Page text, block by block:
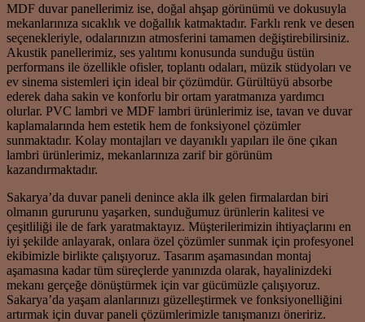
MDF duvar panellerimiz ise, doğal ahşap görünümü ve dokusuyla
mekanlarınıza sıcaklık ve doğallık katmaktadır. Farklı renk ve desen
seçenekleriyle, odalarınızın atmosferini tamamen değiştirebilirsiniz.
Akustik panellerimiz, ses yalıtımı konusunda sunduğu üstün
performans ile özellikle ofisler, toplantı odaları, müzik stüdyoları ve
ev sinema sistemleri için ideal bir çözümdür. Gürültüyü absorbe
ederek daha sakin ve konforlu bir ortam yaratmanıza yardımcı
olurlar. PVC lambri ve MDF lambri ürünlerimiz ise, tavan ve duvar
kaplamalarında hem estetik hem de fonksiyonel çözümler
sunmaktadır. Kolay montajları ve dayanıklı yapıları ile öne çıkan
lambri ürünlerimiz, mekanlarınıza zarif bir görünüm
kazandırmaktadır.
Sakarya’da duvar paneli denince akla ilk gelen firmalardan biri
olmanın gururunu yaşarken, sunduğumuz ürünlerin kalitesi ve
çeşitliliği ile de fark yaratmaktayız. Müşterilerimizin ihtiyaçlarını en
iyi şekilde anlayarak, onlara özel çözümler sunmak için profesyonel
ekibimizle birlikte çalışıyoruz. Tasarım aşamasından montaj
aşamasına kadar tüm süreçlerde yanınızda olarak, hayalinizdeki
mekanı gerçeğe dönüştürmek için var gücümüzle çalışıyoruz.
Sakarya’da yaşam alanlarınızı güzelleştirmek ve fonksiyonelliğini
artırmak için duvar paneli çözümlerimizle tanışmanızı öneririz.